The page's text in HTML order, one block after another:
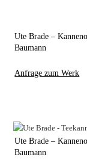
Ute Brade –
Baumann
Anfrage zum Werk
Ute Brade –
Baumann